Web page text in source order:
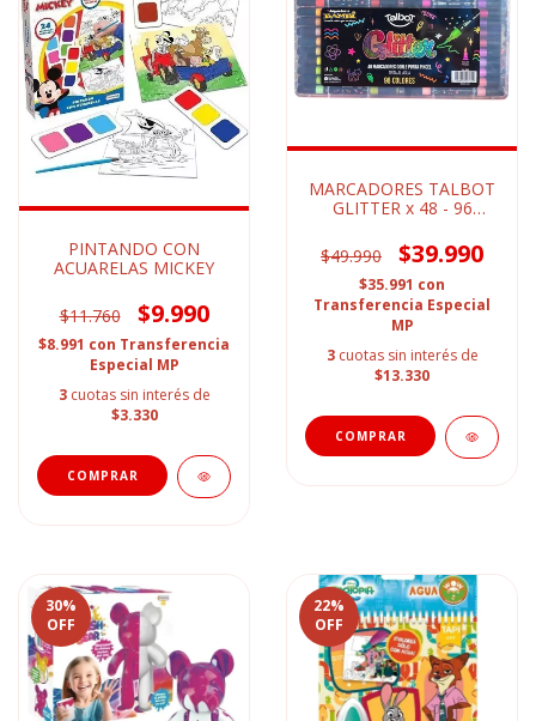
PINTANDO CON
ACUARELAS MICKEY
$11.760 $9.990
$8.991 con Transferencia
Especial MP
3 cuotas sin interés de
$3.330
MARCADORES TALBOT
GLITTER x 48 - 96
$49.990
$39.990
$35.991 con
Transferencia Especial
MP
3 cuotas sin interés de
$13.330
30%
OFF
22%
OFF